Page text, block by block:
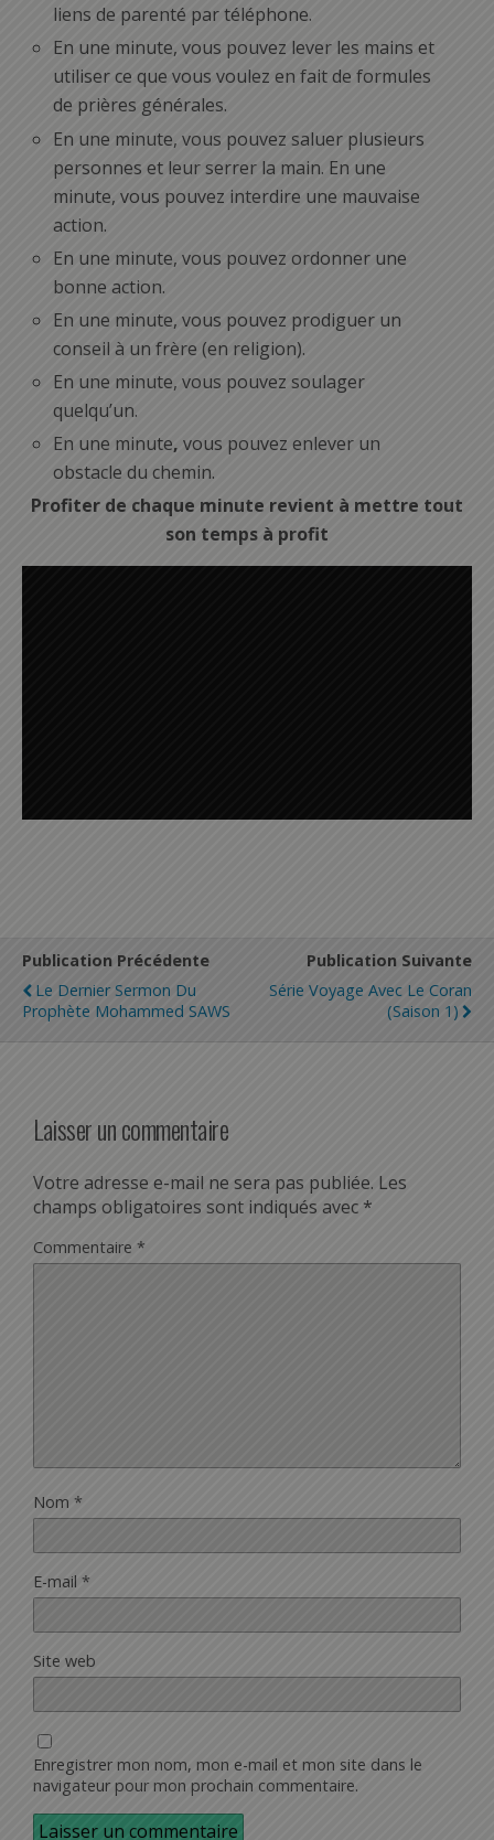
liens de parenté par téléphone.
En une minute, vous pouvez lever les mains et
utiliser ce que vous voulez en fait de formules
de prières générales.
En une minute, vous pouvez saluer plusieurs
personnes et leur serrer la main. En une
minute, vous pouvez interdire une mauvaise
action.
En une minute, vous pouvez ordonner une
bonne action.
En une minute, vous pouvez prodiguer un
conseil à un frère (en religion).
En une minute, vous pouvez soulager
quelqu’un.
En une minute, vous pouvez enlever un
obstacle du chemin.
Profiter de chaque minute revient à mettre tout
son temps à profit
Publication Précédente
Le Dernier Sermon Du
Prophète Mohammed SAWS
Publication Suivante
Série Voyage Avec Le Coran
(saison 1)
Laisser un commentaire
Votre adresse e-mail ne sera pas publiée. Les
champs obligatoires sont indiqués avec *
Commentaire *
Nom *
E-mail *
Site web
Enregistrer mon nom, mon e-mail et mon site dans le
navigateur pour mon prochain commentaire.